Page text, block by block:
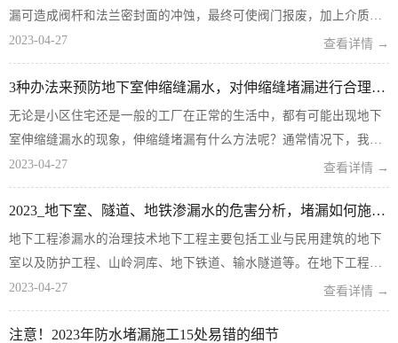
漏可造成阀杆和法兰密封面的冲蚀，最终可使阀门报废，加上介质流
体的损失，使电厂的消耗增加，成本上升，经济效益下降。如果介质
流体有毒、易燃、易爆、腐蚀性等发生外泄漏，则容易发生中毒、火
灾、爆炸等伤亡事故和加...
2023-04-27 查看详情 →
3种办法来预防地下室伸缩缝漏水，对伸缩缝堵漏进行合理的施工补救
无论是小区住宅还是一般的工厂在正常的生活中，都有可能出现地下
室伸缩缝漏水的现象，伸缩缝堵漏有什么方法呢？通常情况下，我们
涌达建工会用三种办法来预防地下室伸缩缝堵漏，对伸缩缝堵漏进行
合理的施工补救。1、伸缩缝堵漏弹性材料防水：我国目前采用的弹性
防水材料有：聚氨酯涂膜...
2023-04-27 查看详情 →
2023_地下室、隧道、地铁渗漏水的危害分析，堵漏如何施工？
地下工程渗漏水的治理技术地下工程主要包括工业与民用建筑的地下
室以及防护工程、山岭洞库、地下铁道、输水隧道等。在地下工程
中，由于设计不周、构造处理不当、选材不良、施工质量不好、地基
下沉以及人为或自然灾害等引起工程附近水文地质的改变等因素，导
致正在施工或已竣工的工程，...
2023-04-27 查看详情 →
注意！2023年防水堵漏施工15处易错的细节